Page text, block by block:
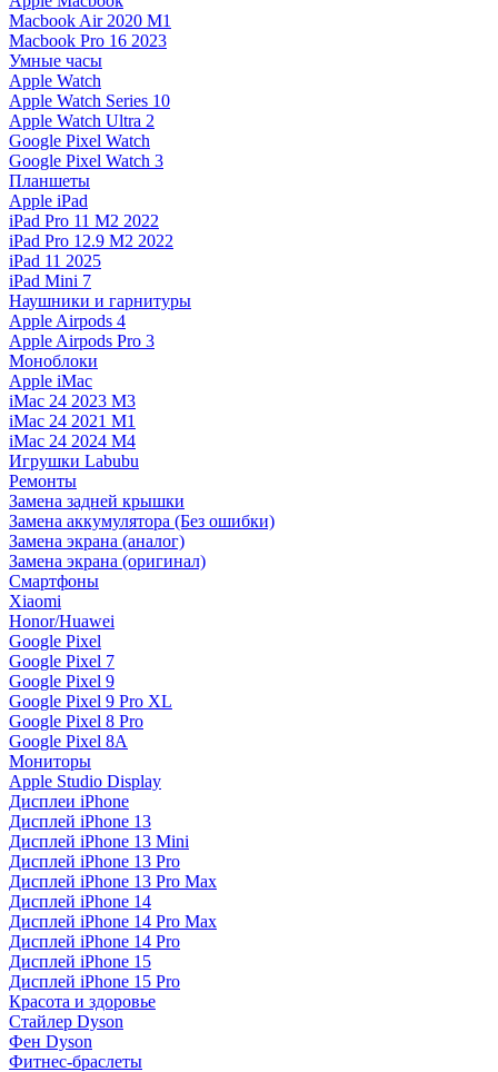
Macbook Air 2020 M1
Macbook Pro 16 2023
Умные часы
Apple Watch
Apple Watch Series 10
Apple Watch Ultra 2
Google Pixel Watch
Google Pixel Watch 3
Планшеты
Apple iPad
iPad Pro 11 M2 2022
iPad Pro 12.9 M2 2022
iPad 11 2025
iPad Mini 7
Наушники и гарнитуры
Apple Airpods 4
Apple Airpods Pro 3
Моноблоки
Apple iMac
iMac 24 2023 M3
iMac 24 2021 M1
iMac 24 2024 M4
Игрушки Labubu
Ремонты
Замена задней крышки
Замена аккумулятора (Без ошибки)
Замена экрана (аналог)
Замена экрана (оригинал)
Смартфоны
Xiaomi
Honor/Huawei
Google Pixel
Google Pixel 7
Google Pixel 9
Google Pixel 9 Pro XL
Google Pixel 8 Pro
Google Pixel 8A
Мониторы
Apple Studio Display
Дисплеи iPhone
Дисплей iPhone 13
Дисплей iPhone 13 Mini
Дисплей iPhone 13 Pro
Дисплей iPhone 13 Pro Max
Дисплей iPhone 14
Дисплей iPhone 14 Pro Max
Дисплей iPhone 14 Pro
Дисплей iPhone 15
Дисплей iPhone 15 Pro
Красота и здоровье
Стайлер Dyson
Фен Dyson
Фитнес-браслеты